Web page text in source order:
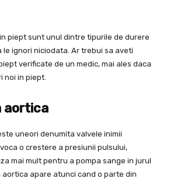
piept sunt unul dintre tipurile de durere
le ignori niciodata. Ar trebui sa aveti
verificate de un medic, mai ales daca
noi in piept.
aortica
uneori denumita valvele inimii
o crestere a presiunii pulsului,
mai mult pentru a pompa sange in jurul
apare atunci cand o parte din